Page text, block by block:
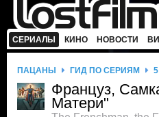
СЕРИАЛЫ КИНО НОВОСТИ
ПАЦАНЫ ГИД ПО СЕРИЯМ
Француз,
Матери"